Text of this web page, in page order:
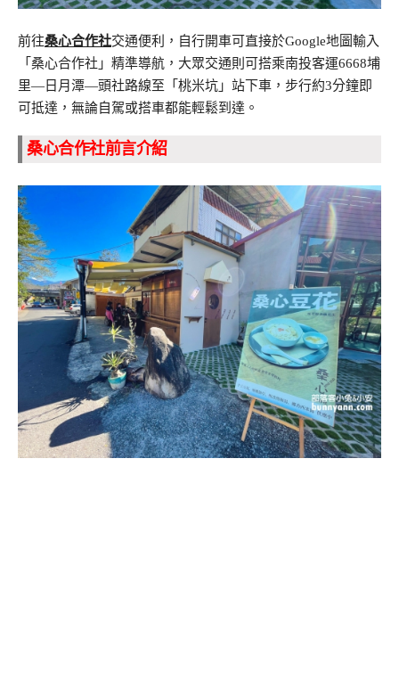
前往桑心合作社交通便利，自行開車可直接於Google地圖輸入
「桑心合作社」精準導航，大眾交通則可搭乘南投客運6668埔
里—日月潭—頭社路線至「桃米坑」站下車，步行約3分鐘即
可抵達，無論自駕或搭車都能輕鬆到達。
桑心合作社前言介紹